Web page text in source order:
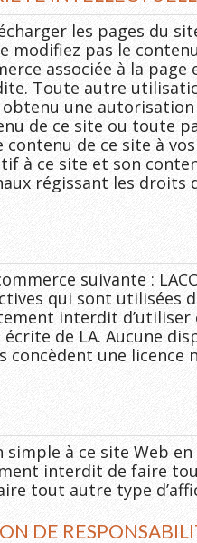
les pages du
pas le
associée à la
Toute autre
une
de ce site ou toute
de ce site à
à ce site et son
régissant les droits
suivante :
qui sont utilisées
interdit d’utiliser
de LA. Aucune
une licence
à ce site Web
interdit de faire
tout autre type
DE